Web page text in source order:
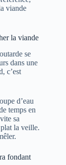
viande
la viande
se
dans une
c’est
d’eau
temps en
sa
la veille.
fondant